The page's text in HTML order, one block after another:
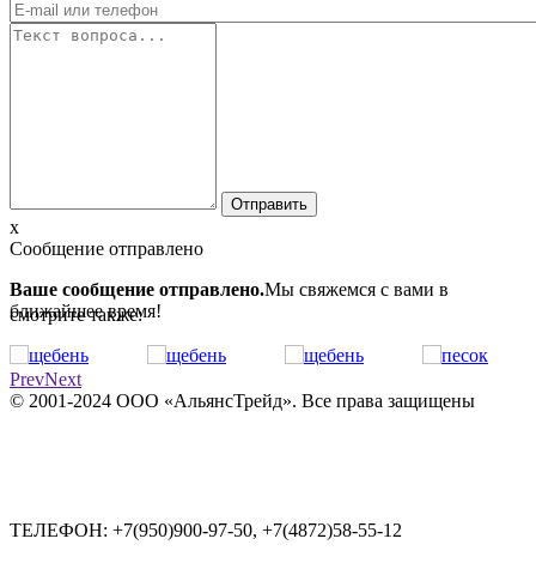
x
Сообщение отправлено
Ваше сообщение отправлено.Мы свяжемся с вами в
ближайшее время!
смотрите также:
PrevNext
© 2001-2024 ООО «АльянсТрейд». Все права защищены
ТЕЛЕФОН: +7(950)900-97-50, +7(4872)58-55-12